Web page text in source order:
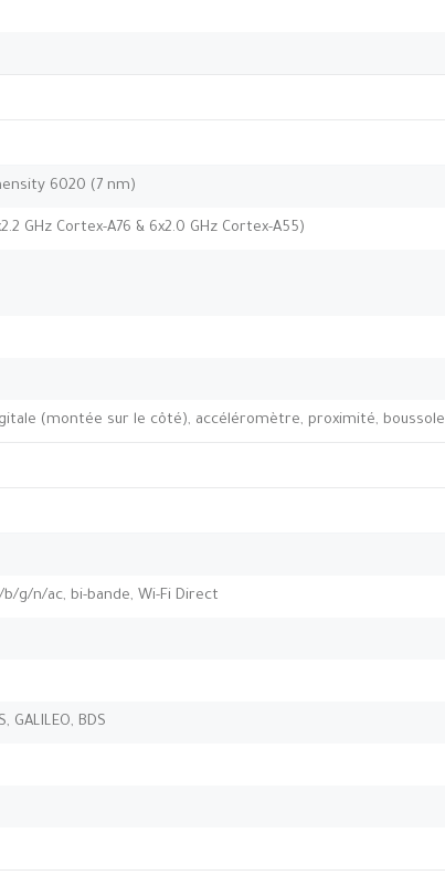
6020 (7 nm)
GHz Cortex-A76 & 6x2.0 GHz Cortex-A55)
(montée sur le côté), accéléromètre, proximité, boussole
b/g/n/ac, bi-bande, Wi-Fi Direct
GALILEO, BDS